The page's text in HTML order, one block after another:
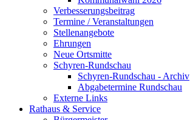
Verbesserungsbeitrag
Termine / Veranstaltungen
Stellenangebote
Ehrungen
Neue Ortsmitte
Schyren-Rundschau
Schyren-Rundschau - Archiv
Abgabetermine Rundschau
Externe Links
Rathaus & Service